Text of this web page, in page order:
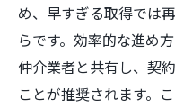
め、早すぎる取得では
らです。効率的な進め
仲介業者と共有し、契
ことが推奨されます。